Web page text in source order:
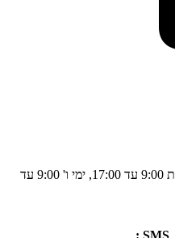
בימים א'- ה' בין השעות 9:00 עד 17:00, ימי ו' 9:00 עד